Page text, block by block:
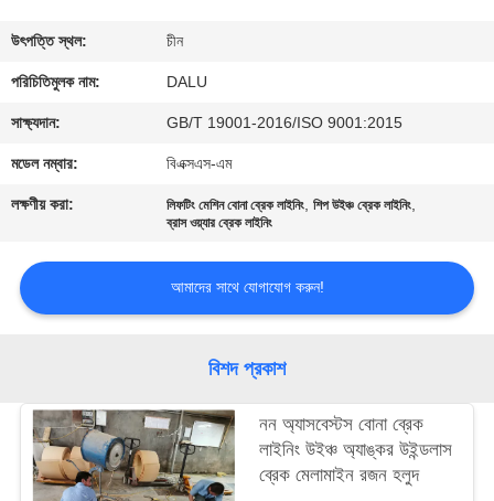
আমাদের
সাথে
যোগাযোগ
করুন
উদ্ধৃতির
জন্য
সাইট
ম্যাপ
উৎপত্তি স্থল: চীন
পরিচিতিমুলক নাম: DALU
সাক্ষ্যদান: GB/T 19001-2016/ISO 9001:2015
মডেল নম্বার: বিএক্সএস-এম
লক্ষণীয় করা: লিফটিং মেশিন বোনা ব্রেক লাইনিং,শিপ উইঞ্চ ব্রেক লাইনিং,
ব্রাস ওয়্যার ব্রেক লাইনিং
আমাদের সাথে যোগাযোগ করুন!
বিশদ প্রকাশ
নন অ্যাসবেস্টস বোনা ব্রেক
লাইনিং উইঞ্চ অ্যাঙ্কর উইন্ডলাস
ব্রেক মেলামাইন রজন হলুদ